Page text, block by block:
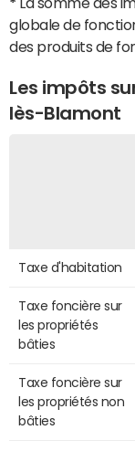
globale de
des produits de
Les impôts
lès-Blamont
Taxe d'habitation
Taxe foncière sur
les propriétés
bâties
Taxe foncière sur
les propriétés non
bâties